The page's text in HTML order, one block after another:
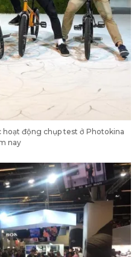
hoạt động chụp test ở Photokina
nay